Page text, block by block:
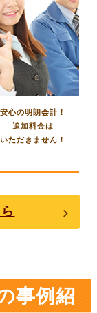
安心の明朗会計！
追加料金は
いただきません！
事例紹